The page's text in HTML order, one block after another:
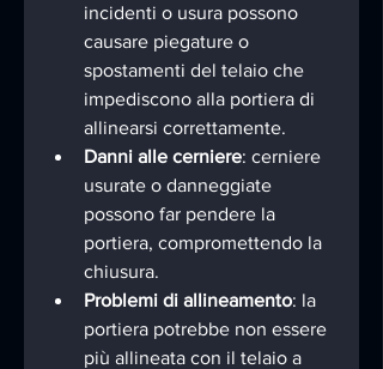
incidenti o usura possono
causare piegature o
spostamenti del telaio che
impediscono alla portiera di
allinearsi correttamente.
Danni alle cerniere: cerniere
usurate o danneggiate
possono far pendere la
portiera, compromettendo la
chiusura.
Problemi di allineamento: la
portiera potrebbe non essere
più allineata con il telaio a